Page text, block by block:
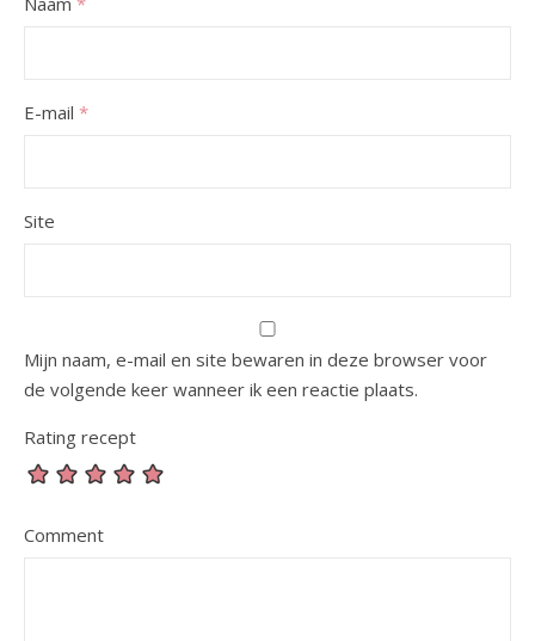
E-mail *
Site
Mijn naam, e-mail en site bewaren in deze browser voor
de volgende keer wanneer ik een reactie plaats.
Rating recept
Comment